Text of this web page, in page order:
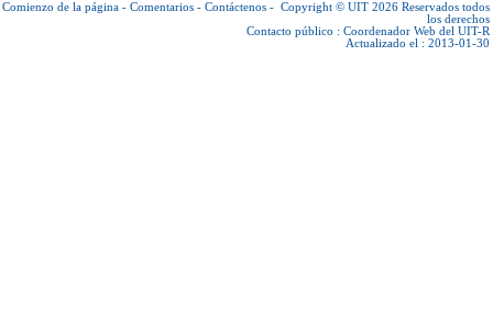
Comienzo de la página - Comentarios - Contáctenos - Copyright © UIT 2026 Reservados todos
los derechos
Contacto público : Coordenador Web del UIT-R
Actualizado el : 2013-01-30